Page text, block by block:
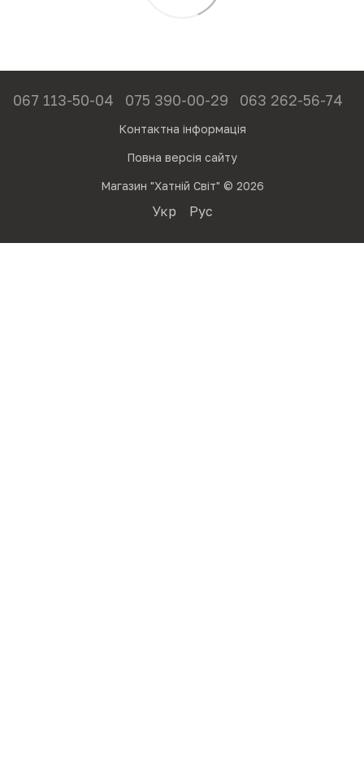
067 113-50-04 075 390-00-29 063 262-56-74
Контактна інформація
Повна версія сайту
Магазин "Хатній Світ" © 2026
Укр Рус